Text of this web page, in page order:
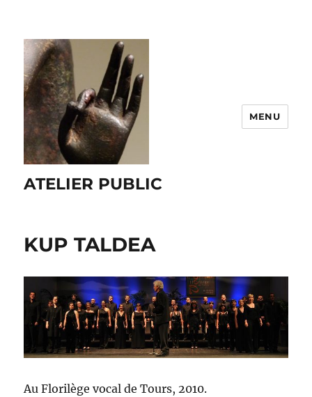
ATELIER PUBLIC
MENU
KUP TALDEA
Au Florilège vocal de Tours, 2010.